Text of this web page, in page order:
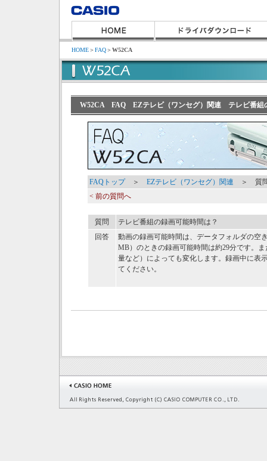
HOME＞FAQ＞W52CA
W52CA FAQ EZテレビ（ワンセグ）関連 テレビ番組
FAQトップ＞ EZテレビ（ワンセグ）関連 ＞ 質
< 前の質問へ
質問
テレビ番組の録画可能時間は？
回答
動画の録画可能時間は、データフォルダの空
MB）のときの録画可能時間は約29分です。
量など）によっても変化します。録画中に表
てください。